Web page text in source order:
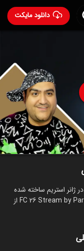
دانلود مایکت
۴۳ 80%
سریال‌های مشابه
استریم اف‌سی ۲۶ - پرهام گیم پلی در سال 1404 در ژانر استریم ساخته شده
است. تماشای آنلاین و رایگان FC 26 Stream by Parham Gameplay از